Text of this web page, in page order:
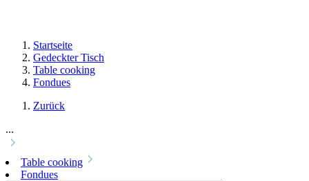
Startseite
Gedeckter Tisch
Table cooking
Fondues
Zurück
...
Table cooking
Fondues